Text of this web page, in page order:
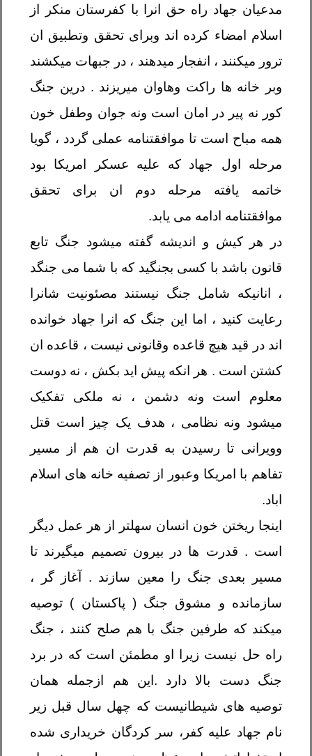
مدعیان جهاد راه حق انرا با کفرستان منکر از
اسلام امضاء کرده اند وبرای تحقق وتطبیق ان
ترور میکنند ، انفجار میدهند ، در جبهات میکشند
وبر خانه ها راکت وهاوان میریزند . درین جنگ
کور نه پیر در امان است ونه جوان وطفل خون
همه مباح است تا موافقتنامه عملی گردد ، گویا
مرحله اول جهاد که علیه عسکر امریکا بود
خاتمه یافته مرحله دوم ان برای تحقق
موافقتنامه ادامه می یابد.
در هر کیش و اندیشه گفته میشود جنگ تابع
قانون باشد با کسی بجنگید که با شما می جنگد
، انانیکه شامل جنگ نیستند مصئونیت شانرا
رعایت کنید ، اما این جنگ که انرا جهاد خوانده
اند در قید هیچ قاعده وقانونی نیست ، قاعده ان
کشتن است . هر انکه پیش اید بکش ، نه دوست
معلوم است ونه دشمن ، نه ملکی تفکیک
میشود ونه نظامی ، هدف یک چیز است قتل
وویرانی تا رسیدن به قدرت ان هم از مسیر
تفاهم با امریکا وعبور از تصفیه خانه های اسلام
اباد.
اینجا ریختن خون انسان سهلتر از هر عمل دیگر
است . قدرت ها در بیرون تصمیم میگیرند تا
مسیر بعدی جنگ را معین سازند . آغاز گر ،
سازمانده و مشوق جنگ ( پاکستان ) توصیه
میکند که طرفین جنگ با هم صلح کنند ، جنگ
راه حل نیست زیرا او مطمئن است که در برد
جنگ دست بالا دارد .این هم ازجمله همان
توصیه های شیطانیست که چهل سال قبل زیر
نام جهاد علیه کفر، سر کردگان خریداری شده